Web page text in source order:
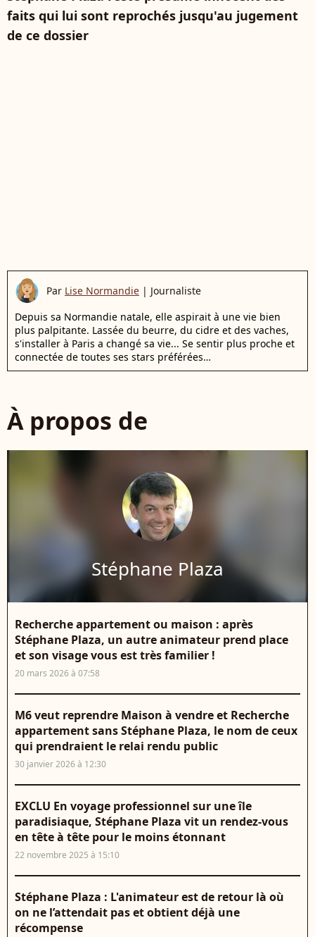
faits qui lui sont reprochés jusqu'au jugement
de ce dossier
Par Lise Normandie | Journaliste
Depuis sa Normandie natale, elle aspirait à une vie bien
plus palpitante. Lassée du beurre, du cidre et des vaches,
s'installer à Paris a changé sa vie... Se sentir plus proche et
connectée de toutes ses stars préférées…
À propos de
Stéphane Plaza
Recherche appartement ou maison : après
Stéphane Plaza, un autre animateur prend place
et son visage vous est très familier !
20 mars 2026 à 07:58
M6 veut reprendre Maison à vendre et Recherche
appartement sans Stéphane Plaza, le nom de ceux
qui prendraient le relai rendu public
30 janvier 2026 à 12:30
EXCLU En voyage professionnel sur une île
paradisiaque, Stéphane Plaza vit un rendez-vous
en tête à tête pour le moins étonnant
22 novembre 2025 à 15:10
Stéphane Plaza : L'animateur est de retour là où
on ne l’attendait pas et obtient déjà une
récompense